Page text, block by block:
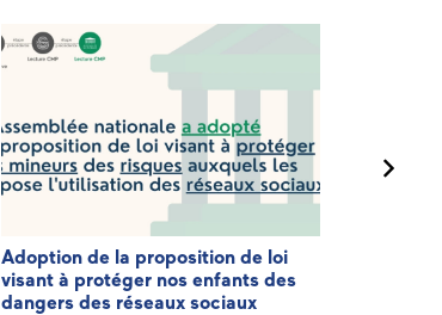
Adoption de la proposition de loi
visant à protéger nos enfants des
dangers des réseaux sociaux